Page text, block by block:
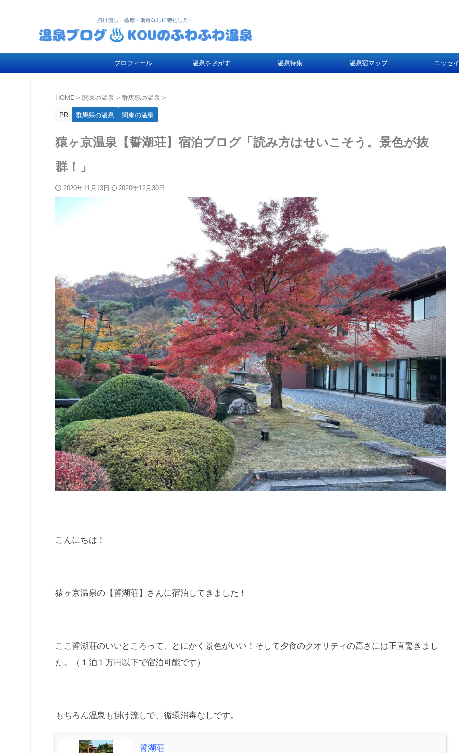
プロフィール 温泉をさがす 温泉特集 温泉宿マップ エッセイ
HOME > 関東の温泉 > 群馬県の温泉 >
PR 群馬県の温泉 関東の温泉
猿ヶ京温泉【誓湖荘】宿泊ブログ「読み方はせいこそう。景色が抜
群！」
2020年11月13日 2020年12月30日
こんにちは！
猿ヶ京温泉の【誓湖荘】さんに宿泊してきました！
ここ誓湖荘のいいところって、とにかく景色がいい！そして夕食のクオリティの高さには正直驚きまし
た。（１泊１万円以下で宿泊可能です）
もちろん温泉も掛け流しで、循環消毒なしです。
誓湖荘